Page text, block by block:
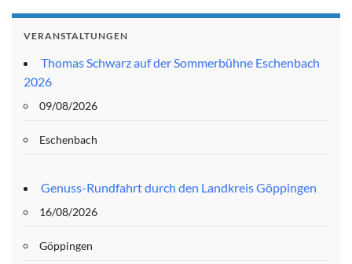
VERANSTALTUNGEN
Thomas Schwarz auf der Sommerbühne Eschenbach
2026
09/08/2026
Eschenbach
Genuss-Rundfahrt durch den Landkreis Göppingen
16/08/2026
Göppingen